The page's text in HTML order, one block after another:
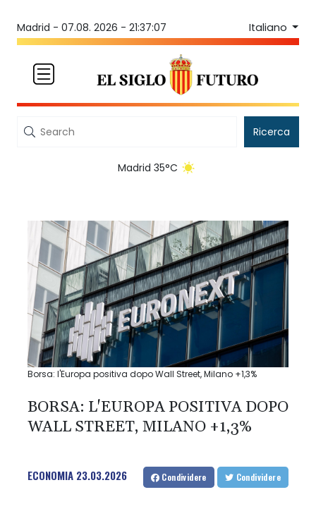
Madrid - 07.08. 2026 - 21:37:07 Italiano
Ricerca
Madrid 35°C
Borsa: l'Europa positiva dopo Wall Street, Milano +1,3%
BORSA: L'EUROPA POSITIVA DOPO
WALL STREET, MILANO +1,3%
ECONOMIA 23.03.2026 Condividere Condividere